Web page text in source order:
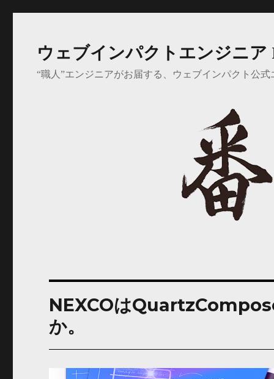
ウェブインパクトエンジニ
“職人”エンジニアがお届する、ウェブインパクト公
NEXCOは
か。